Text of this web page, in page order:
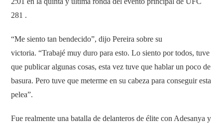
281 .
“Me siento tan bendecido”, dijo Pereira sobre su
victoria. “Trabajé muy duro para esto. Lo siento por todos, tuve
que publicar algunas cosas, esta vez tuve que hablar un poco de
basura. Pero tuve que meterme en su cabeza para conseguir esta
pelea”.
Fue realmente una batalla de delanteros de élite con Adesanya y